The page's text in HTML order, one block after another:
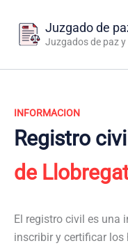
contenido
Juzgado de
Juzgados de paz
INFORMACION
Registro civil
de
El registro civil es una
inscribir y certificar